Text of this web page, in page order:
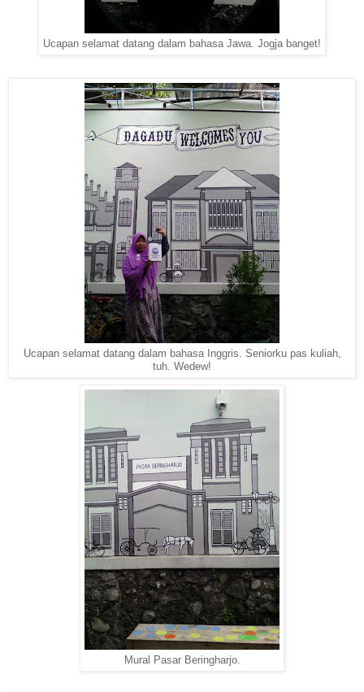
Ucapan selamat datang dalam bahasa Jawa. Jogja banget!
Ucapan selamat datang dalam bahasa Inggris. Seniorku pas kuliah,
tuh. Wedew!
Mural Pasar Beringharjo.